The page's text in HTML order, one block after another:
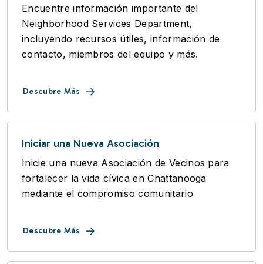
Encuentre información importante del
Neighborhood Services Department,
incluyendo recursos útiles, información de
contacto, miembros del equipo y más.
Descubre Más
Iniciar una Nueva Asociación
Inicie una nueva Asociación de Vecinos para
fortalecer la vida cívica en Chattanooga
mediante el compromiso comunitario
Descubre Más